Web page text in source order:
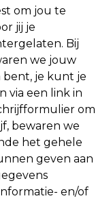
om jou te
jij je
Bij
we jouw
bent, je kunt je
via een link in
om
bewaren we
het gehele
geven aan
en/of